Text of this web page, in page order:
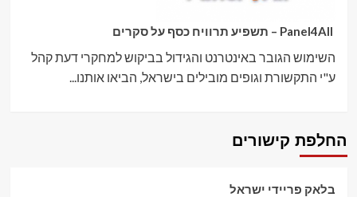
השימוש הגובר באינטרנט והגידול בביקוש למחקרי דעת קהל
ע"י התקשורת וגופים מובילים בישראל, הביאו אותנו...
החלפת קישורים
בלאק פריידי ישראל